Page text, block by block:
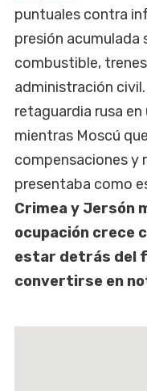
puntuales contra
presión acumulada
combustible,
administración
retaguardia rusa
mientras Moscú
compensaciones y
presentaba como
Crimea y Jersón
ocupación crece
estar detrás del
convertirse en